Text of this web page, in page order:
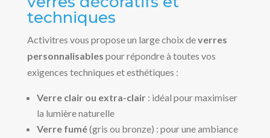
techniques
Activitres vous propose un large choix deverres
personnalisables pour répondre à toutes vos
exigences techniques et esthétiques :
Verre clair ou extra-clair: idéal pour maximiser
la lumière naturelle
Verre fumé(gris ou bronze) : pour une ambiance